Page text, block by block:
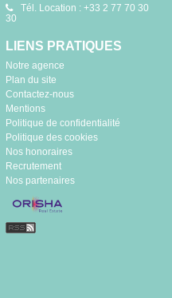
Tél. Location : +33 2 77 70 30
30
LIENS PRATIQUES
Notre agence
Plan du site
Contactez-nous
Mentions
Politique de confidentialité
Politique des cookies
Nos honoraires
Recrutement
Nos partenaires